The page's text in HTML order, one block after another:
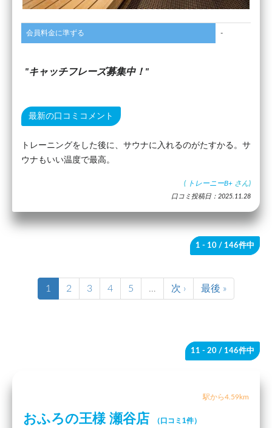
会員料金に準ずる -
キャッチフレーズ募集中！
最新の口コミコメント
トレーニングをした後に、サウナに入れるのがたすかる。サ
ウナもいい温度で最高。
( トレーニーB+ さん)
口コミ投稿日：2025.11.28
1 - 10 / 146件中
1 2 3 4 5 … 次 › 最後 »
11 - 20 / 146件中
駅から4.59km
おふろの王様 瀬谷店 （口コミ1件）